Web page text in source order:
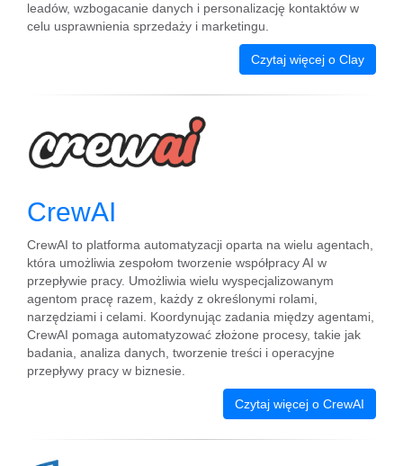
leadów, wzbogacanie danych i personalizację kontaktów w
celu usprawnienia sprzedaży i marketingu.
Czytaj więcej o Clay
CrewAI
CrewAI to platforma automatyzacji oparta na wielu agentach,
która umożliwia zespołom tworzenie współpracy AI w
przepływie pracy. Umożliwia wielu wyspecjalizowanym
agentom pracę razem, każdy z określonymi rolami,
narzędziami i celami. Koordynując zadania między agentami,
CrewAI pomaga automatyzować złożone procesy, takie jak
badania, analiza danych, tworzenie treści i operacyjne
przepływy pracy w biznesie.
Czytaj więcej o CrewAI